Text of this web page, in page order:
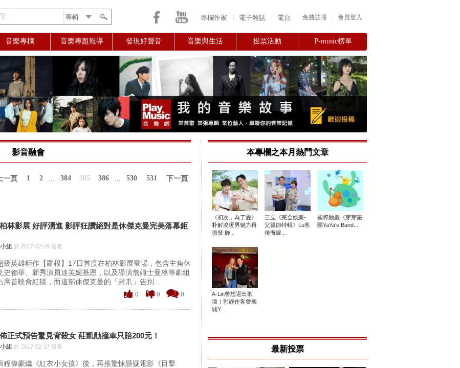
會員登入
免費註冊
專欄作家 電子雜誌 電台
音樂專欄 音樂專題報導 發現好聲音 音樂與生活 投票活動 P-music榜單
影音融會
一頁 1 2 ... 384 385 386 ... 530 531 下一頁
柏林影展 好評湧進 影評狂讚絕對是休傑克曼完美落幕鉅
組 於 2017-02-19 發表
級英雄鉅作【羅根】17日首度在柏林影展登場，包含主角休
史都華、新秀演員達芙妮基恩，以及導演詹姆士曼格等劇組
席首映會紅毯，而這部休傑克曼的「封爪」告別...
0 0 0
正式預告驚見背殺女 莊凱勛撞車只賠200元！
組 於 2017-02-17 發表
程偉豪繼《紅衣小女孩》後，再推驚悚懸疑電影《目擊
本專欄之本月熱門文章
《初次，為了愛》
朴解浚暖男魅力再
噴發 飾...
三立《完全娛樂-
父親節特輯》Lu爸
後悔嫁...
國際動畫《芽芽樂
團YaYa‘s Band...
A-Lin曾想退出歌
壇！郭靜作客曾國
城Y...
最新投票